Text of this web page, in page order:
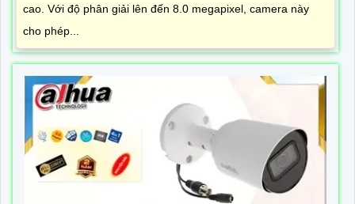
cao. Với độ phân giải lên đến 8.0 megapixel, camera này
cho phép...